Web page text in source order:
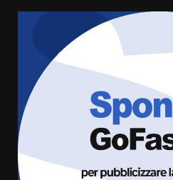
Fasanese
da fuoco
6 Agosto